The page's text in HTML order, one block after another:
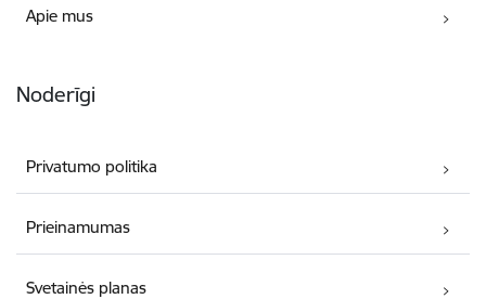
Apie mus
Noderīgi
Privatumo politika
Prieinamumas
Svetainės planas